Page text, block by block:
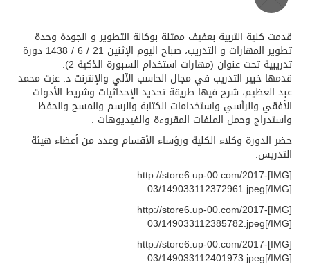
محافظ عفيف يؤدي صلاة عيد الأضحى
قدمت كلية التربية بعفيف ممثلة بوكالة التطوير و الجودة وحدة
تطوير المهارات و التدريب، صباح اليوم الإثنين 21 / 6 / 1438 دورة
تدريبية تحت عنوان (مهارات استخدام السبورة الذكية 2).
قدمها خبير التدريب في مجال الحاسب الآلي والإنترنت د. عزت محمد
عبد العظيم، شرح فيها طريقة تحديد الإحداثيات وشريط الأدوات
الأفقي والرأسي واستخدامات الكتابة والرسم والمسح والحفظ
واستدراج وحمل الملفات المقروءة والفيديوهات .
حضر الدورة وكلاء الكلية ورؤساء الأقسام وعدد من أعضاء هيئة
التدريس.
[IMG]http://store6.up-00.com/2017-
03/149033112372961.jpeg[/IMG]
[IMG]http://store6.up-00.com/2017-
03/149033112385782.jpeg[/IMG]
[IMG]http://store6.up-00.com/2017-
03/149033112401973.jpeg[/IMG]